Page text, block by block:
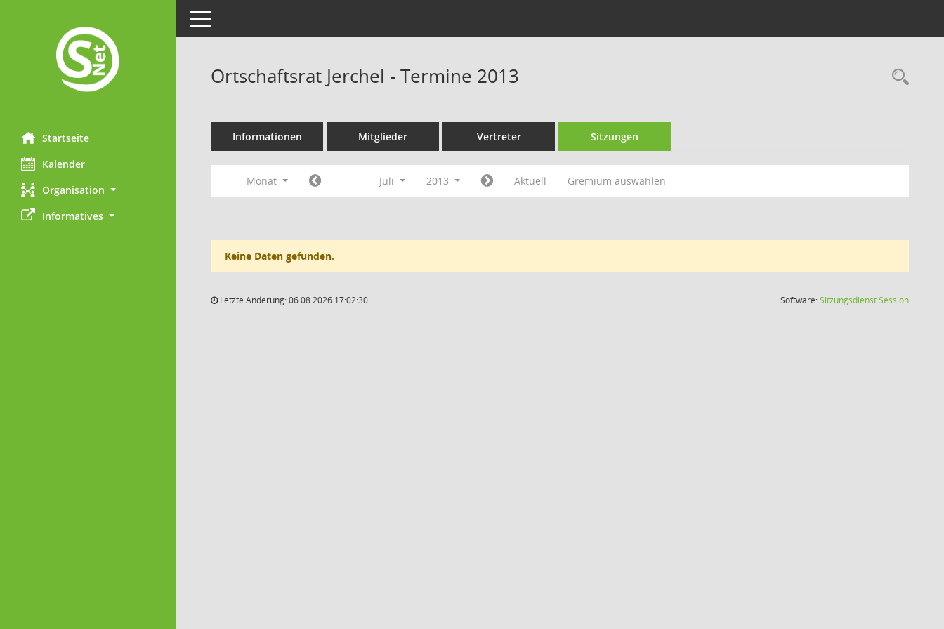
Startseite
Kalender
Organisation
Informatives
Toggle navigation
Ortschaftsrat Jerchel - Termine 2013
Informationen Mitglieder Vertreter Sitzungen
Monat Juli 2013 Aktuell Gremium auswählen
Keine Daten gefunden.
Letzte Änderung: 06.08.2026 17:02:30 Software:SitzungsdienstSession(Wird in